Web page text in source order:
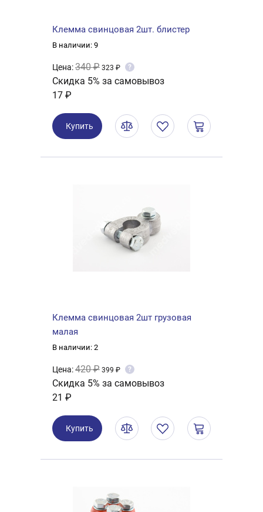
Клемма свинцовая 2шт. блистер
В наличии: 9
Цена:340 ₽ 323 ₽ ?
Скидка 5% за самовывоз
17 ₽
Купить
Клемма свинцовая 2шт грузовая
малая
В наличии: 2
Цена:420 ₽ 399 ₽ ?
Скидка 5% за самовывоз
21 ₽
Купить